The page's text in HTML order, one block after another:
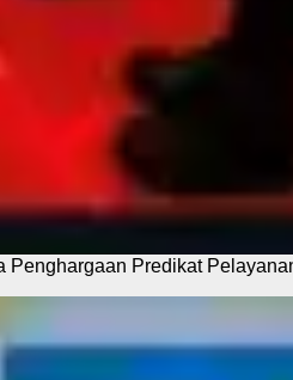
Penghargaan Predikat